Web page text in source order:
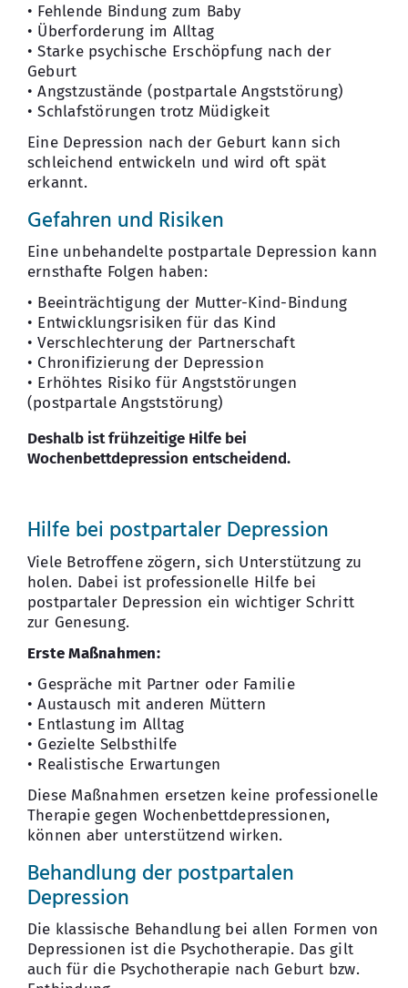
• Fehlende Bindung zum Baby
• Überforderung im Alltag
• Starke psychische Erschöpfung nach der
Geburt
• Angstzustände (postpartale Angststörung)
• Schlafstörungen trotz Müdigkeit
Eine Depression nach der Geburt kann sich
schleichend entwickeln und wird oft spät
erkannt.
Gefahren und Risiken
Eine unbehandelte postpartale Depression kann
ernsthafte Folgen haben:
• Beeinträchtigung der Mutter-Kind-Bindung
• Entwicklungsrisiken für das Kind
• Verschlechterung der Partnerschaft
• Chronifizierung der Depression
• Erhöhtes Risiko für Angststörungen
(postpartale Angststörung)
Deshalb ist frühzeitige Hilfe bei
Wochenbettdepression entscheidend.
Hilfe bei postpartaler Depression
Viele Betroffene zögern, sich Unterstützung zu
holen. Dabei ist professionelle Hilfe bei
postpartaler Depression ein wichtiger Schritt
zur Genesung.
Erste Maßnahmen:
• Gespräche mit Partner oder Familie
• Austausch mit anderen Müttern
• Entlastung im Alltag
• Gezielte Selbsthilfe
• Realistische Erwartungen
Diese Maßnahmen ersetzen keine professionelle
Therapie gegen Wochenbettdepressionen,
können aber unterstützend wirken.
Behandlung der postpartalen
Depression
Die klassische Behandlung bei allen Formen von
Depressionen ist die Psychotherapie. Das gilt
auch für die Psychotherapie nach Geburt bzw.